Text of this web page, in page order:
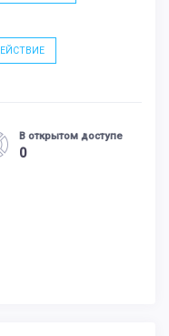
В открытом доступе
0